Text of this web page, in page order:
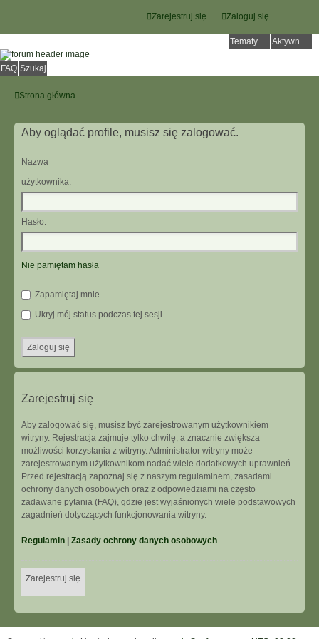
Zaloguj się
Zarejestruj się
Tematy bez odpowiedzi Aktywne tematy
FAQ Szukaj
Strona główna
Aby oglądać profile, musisz się zalogować.
Nazwa
użytkownika:
Hasło:
Nie pamiętam hasła
Zapamiętaj mnie
Ukryj mój status podczas tej sesji
Zarejestruj się
Aby zalogować się, musisz być zarejestrowanym użytkownikiem
witryny. Rejestracja zajmuje tylko chwilę, a znacznie zwiększa
możliwości korzystania z witryny. Administrator witryny może
zarejestrowanym użytkownikom nadać wiele dodatkowych uprawnień.
Przed rejestracją zapoznaj się z naszym regulaminem, zasadami
ochrony danych osobowych oraz z odpowiedziami na często
zadawane pytania (FAQ), gdzie jest wyjaśnionych wiele podstawowych
zagadnień dotyczących funkcjonowania witryny.
Regulamin Zasady ochrony danych osobowych
Zarejestruj się